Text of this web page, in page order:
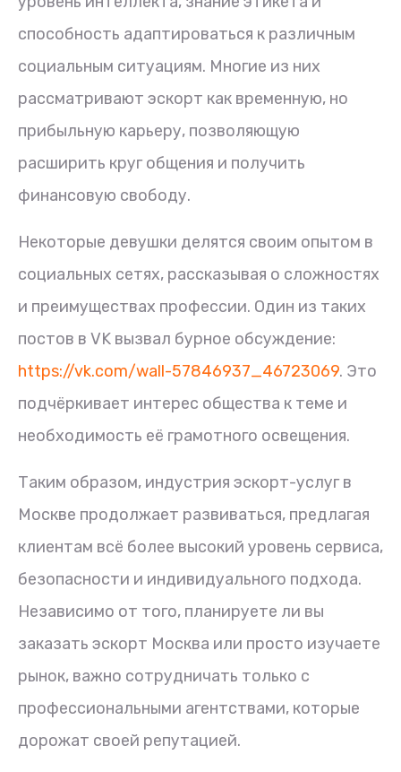
способность адаптироваться к различным
социальным ситуациям. Многие из них
рассматривают эскорт как временную, но
прибыльную карьеру, позволяющую
расширить круг общения и получить
финансовую свободу.
Некоторые девушки делятся своим опытом в
социальных сетях, рассказывая о сложностях
и преимуществах профессии. Один из таких
постов в VK вызвал бурное обсуждение:
https://vk.com/wall-57846937_46723069. Это
подчёркивает интерес общества к теме и
необходимость её грамотного освещения.
Таким образом, индустрия эскорт-услуг в
Москве продолжает развиваться, предлагая
клиентам всё более высокий уровень сервиса,
безопасности и индивидуального подхода.
Независимо от того, планируете ли вы
заказать эскорт Москва или просто изучаете
рынок, важно сотрудничать только с
профессиональными агентствами, которые
дорожат своей репутацией.